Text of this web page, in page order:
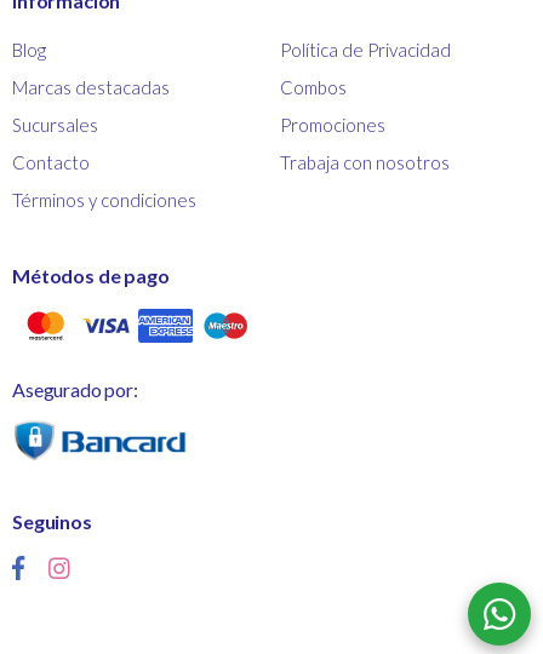
Blog
Marcas destacadas
Sucursales
Contacto
Términos y condiciones
Política de Privacidad
Combos
Promociones
Trabaja con nosotros
Métodos de pago
Asegurado por:
Seguinos